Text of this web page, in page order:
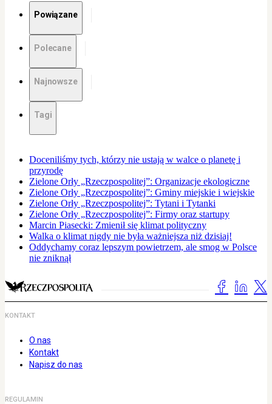
Powiązane
Polecane
Najnowsze
Tagi
Doceniliśmy tych, którzy nie ustają w walce o planetę i
przyrodę
Zielone Orły „Rzeczpospolitej”: Organizacje ekologiczne
Zielone Orły „Rzeczpospolitej”: Gminy miejskie i wiejskie
Zielone Orły „Rzeczpospolitej”: Tytani i Tytanki
Zielone Orły „Rzeczpospolitej”: Firmy oraz startupy
Marcin Piasecki: Zmienił się klimat polityczny
Walka o klimat nigdy nie była ważniejsza niż dzisiaj!
Oddychamy coraz lepszym powietrzem, ale smog w Polsce
nie zniknął
KONTAKT
O nas
Kontakt
Napisz do nas
REGULAMIN